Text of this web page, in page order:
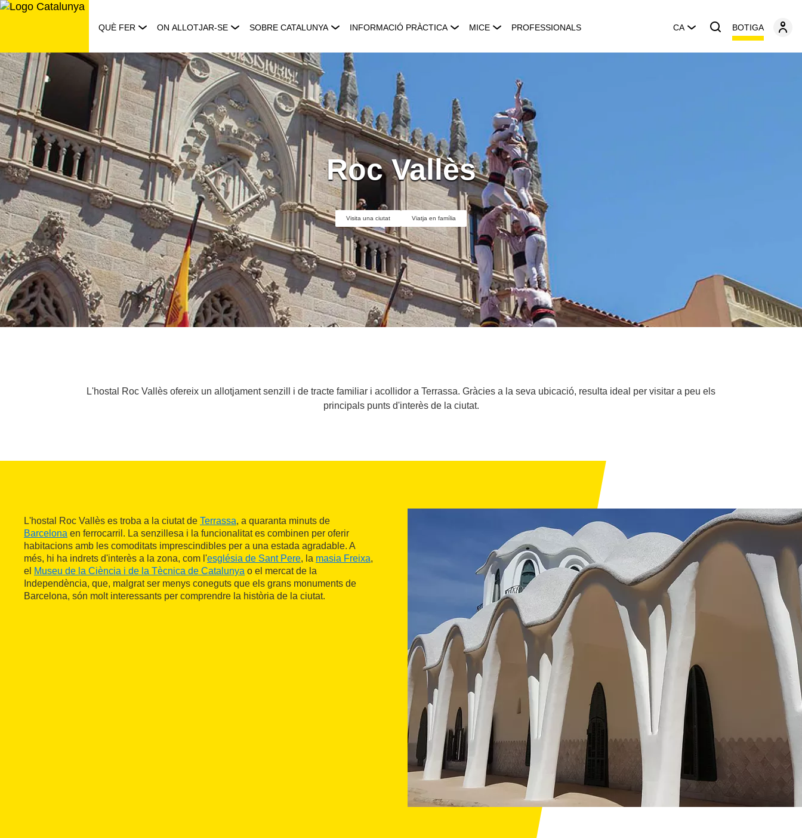
Saltar
QUÈ FER ON ALLOTJAR-SE SOBRE CATALUNYA INFORMACIÓ PRÀCTICA MICE PROFESSIONALS CA BOTIGA
Roc Vallès
Visita una ciutat Viatja en família
L'hostal Roc Vallès ofereix un allotjament senzill i de tracte familiar i acollidor a Terrassa. Gràcies a la seva ubicació, resulta ideal per visitar a peu els
principals punts d'interès de la ciutat.
L'hostal Roc Vallès es troba a la ciutat de Terrassa, a quaranta minuts de
Barcelona en ferrocarril. La senzillesa i la funcionalitat es combinen per oferir
habitacions amb les comoditats imprescindibles per a una estada agradable. A
més, hi ha indrets d'interès a la zona, com l'església de Sant Pere, la masia Freixa,
el Museu de la Ciència i de la Tècnica de Catalunya o el mercat de la
Independència, que, malgrat ser menys coneguts que els grans monuments de
Barcelona, són molt interessants per comprendre la història de la ciutat.